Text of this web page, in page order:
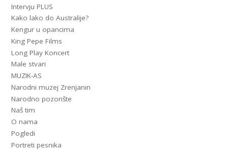
Intervju PLUS
Kako lako do Australije?
Kengur u opancima
King Pepe Films
Long Play Koncert
Male stvari
MUZIK-AS
Narodni muzej Zrenjanin
Narodno pozorište
Naš tim
O nama
Pogledi
Portreti pesnika